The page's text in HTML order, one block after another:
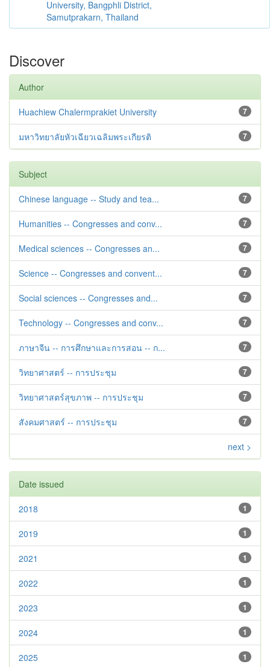
University, Bangphli District,
Samutprakarn, Thailand
Discover
Author
7
Huachiew Chalermprakiet University
7
มหาวิทยาลัยหัวเฉียวเฉลิมพระเกียรติ
Subject
7
Chinese language -- Study and tea...
7
Humanities -- Congresses and conv...
7
Medical sciences -- Congresses an...
7
Science -- Congresses and convent...
7
Social sciences -- Congresses and...
7
Technology -- Congresses and conv...
7
ภาษาจีน -- การศึกษาและการสอน -- ก...
7
วิทยาศาสตร์ -- การประชุม
7
วิทยาศาสตร์สุขภาพ -- การประชุม
7
สังคมศาสตร์ -- การประชุม
next >
Date issued
1
2018
1
2019
1
2021
1
2022
1
2023
1
2024
1
2025